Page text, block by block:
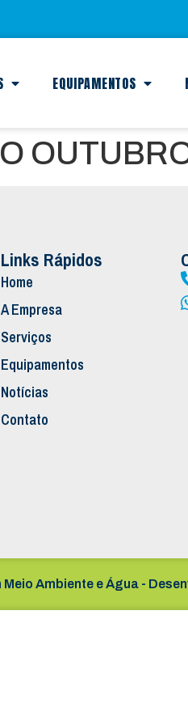
EQUIPAMENTOS
Links Rápidos
Home
A Empresa
Serviços
Equipamentos
Notícias
Contato
Ambiente e Água -